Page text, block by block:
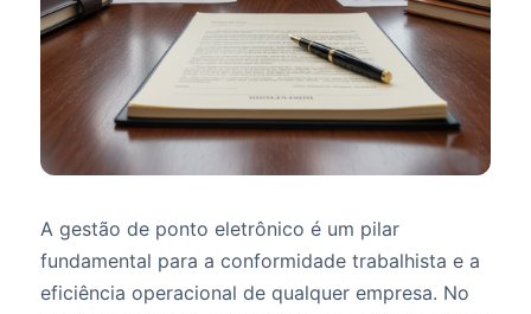
A gestão de ponto eletrônico é um pilar
fundamental para a conformidade trabalhista e a
eficiência operacional de qualquer empresa. No